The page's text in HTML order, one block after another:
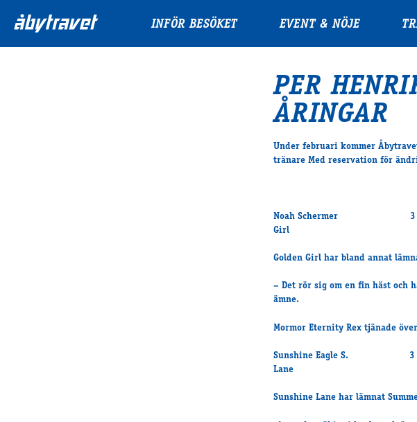
INFÖR BESÖKET EVENT & NÖJE
PER
ÅRINGAR
Under februari kommer
tränare Med reservation för
Noah Schermer
Girl
Golden Girl har bland annat
– Det rör sig om en fin häst och
ämne.
Mormor Eternity Rex tjänade
Sunshine Eagle
Lane
Sunshine Lane har lämnat